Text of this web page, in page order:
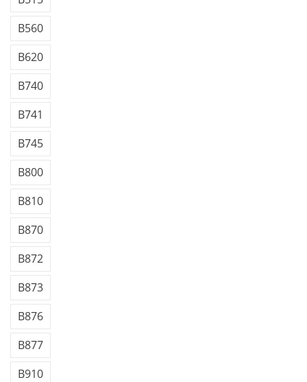
B560
B620
B740
B741
B745
B800
B810
B870
B872
B873
B876
B877
B910